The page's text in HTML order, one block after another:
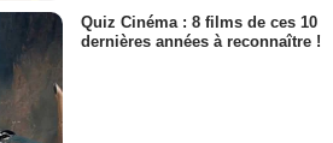
Quiz Cinéma : 8 films de ces 10
dernières années à reconnaître !